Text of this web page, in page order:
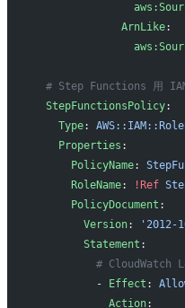
              ArnLike
:
# Step Functions 用
  StepFunctionsPolicy
:
    Type
:
    Properties
:
      PolicyName
:
      RoleName
: !Ref
      PolicyDocument
:
        Version
:
'2012-
        Statement
:
# CloudWatch
          -
Effect :
            Action
: